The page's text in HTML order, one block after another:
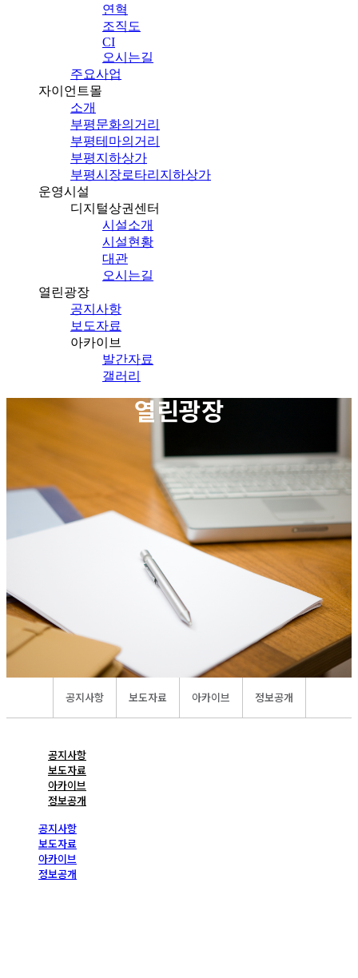
연혁
조직도
CI
오시는길
주요사업
자이언트몰
소개
부평문화의거리
부평테마의거리
부평지하상가
부평시장로타리지하상가
운영시설
디지털상권센터
시설소개
시설현황
대관
오시는길
열린광장
공지사항
보도자료
아카이브
발간자료
갤러리
열린광장
공지사항 보도자료 아카이브 정보공개
공지사항
보도자료
아카이브
정보공개
공지사항
보도자료
아카이브
정보공개